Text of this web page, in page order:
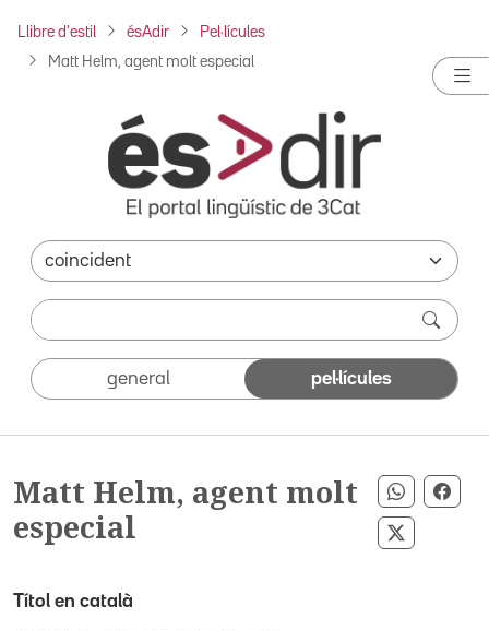
Llibre d'estil ésAdir Pel·lícules
Matt Helm, agent molt especial
general pel·lícules
Matt Helm, agent molt
especial
Títol en català